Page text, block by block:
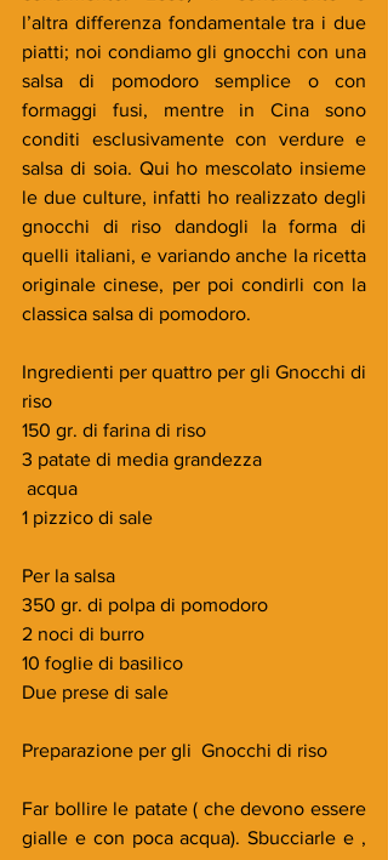
l’altra differenza fondamentale tra i due
piatti; noi condiamo gli gnocchi con una
salsa di pomodoro semplice o con
formaggi fusi, mentre in Cina sono
conditi esclusivamente con verdure e
salsa di soia. Qui ho mescolato insieme
le due culture, infatti ho realizzato degli
gnocchi di riso dandogli la forma di
quelli italiani, e variando anche la ricetta
originale cinese, per poi condirli con la
classica salsa di pomodoro.
Ingredienti per quattro per gli Gnocchi di
riso
150 gr. di farina di riso
3 patate di media grandezza
acqua
1 pizzico di sale
Per la salsa
350 gr. di polpa di pomodoro
2 noci di burro
10 foglie di basilico
Due prese di sale
Preparazione per gli  Gnocchi di riso
Far bollire le patate ( che devono essere
gialle e con poca acqua). Sbucciarle e ,